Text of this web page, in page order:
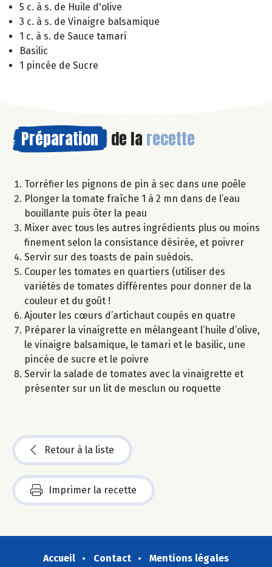
5 c. à s. de Huile d'olive
3 c. à s. de Vinaigre balsamique
1 c. à s. de Sauce tamari
Basilic
1 pincée de Sucre
Préparation de la recette
Torréfier les pignons de pin à sec dans une poêle
Plonger la tomate fraîche 1 à 2 mn dans de l’eau
bouillante puis ôter la peau
Mixer avec tous les autres ingrédients plus ou moins
finement selon la consistance désirée, et poivrer
Servir sur des toasts de pain suédois.
Couper les tomates en quartiers (utiliser des
variétés de tomates différentes pour donner de la
couleur et du goût !
Ajouter les cœurs d’artichaut coupés en quatre
Préparer la vinaigrette en mélangeant l’huile d’olive,
le vinaigre balsamique, le tamari et le basilic, une
pincée de sucre et le poivre
Servir la salade de tomates avec la vinaigrette et
présenter sur un lit de mesclun ou roquette
Retour à la liste
Imprimer la recette
Accueil Contact
Mentions légales